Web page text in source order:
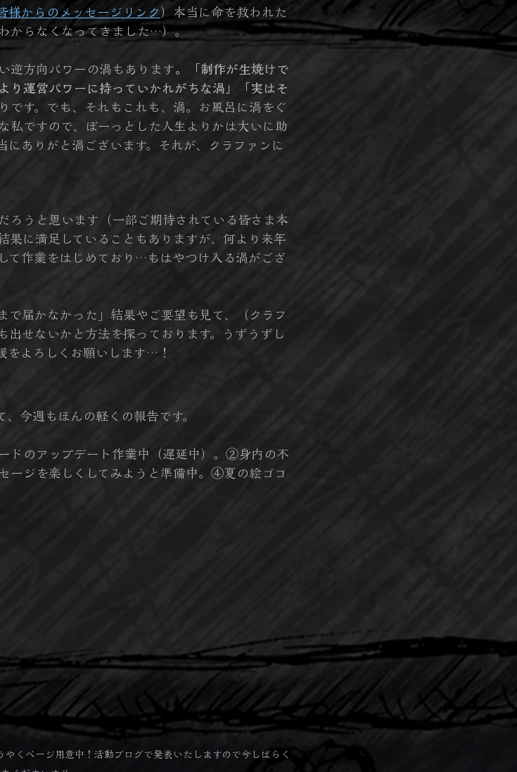
様からのメッセージリンク ）本当に命を救われた
からなくなってきました…）。
逆方向パワーの渦もあります。「制作が生焼けで
り運営パワーに持っていかれがちな渦」「実はそ
です。でも、それもこれも、渦。お風呂に渦をぐ
私ですので、ぼーっとした人生よりかは大いに助
にありがと渦ございます。それが、クラファンに
ろうと思います（一部ご期待されている皆さま本
に満足していることもありますが、何より来年
て作業をはじめており…もはやつけ入る渦がござ
で届かなかった」結果やご要望も見て、（クラフ
出せないかと方法を探っております。うずうずし
をよろしくお願いします…！
今週もほんの軽くの報告です。
ドのアップデート作業中（遅延中）。②身内の不
ージを楽しくしてみようと準備中。④夏の絵ゴコ
くページ用意中！活動ブログで発表いたしますので今しばらく